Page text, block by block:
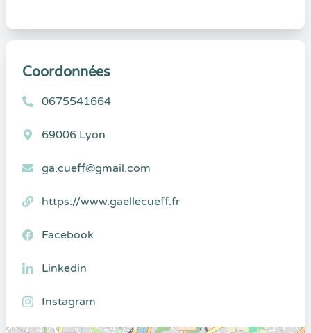
Coordonnées
0675541664
69006 Lyon
ga.cueff@gmail.com
https://www.gaellecueff.fr
Facebook
Linkedin
Instagram